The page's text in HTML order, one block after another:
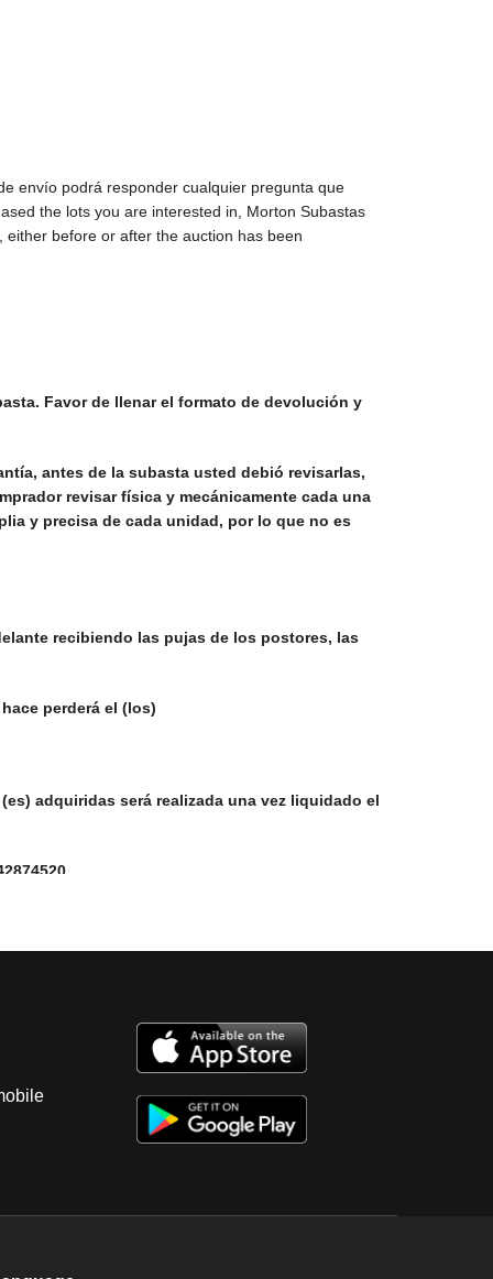
envío podrá responder cualquier pregunta que
the lots you are interested in, Morton Subastas
before or after the auction has been
Favor de llenar el formato de devolución y
antes de la subasta usted debió revisarlas,
revisar física y mecánicamente cada una
y precisa de cada unidad, por lo que no es
recibiendo las pujas de los postores, las
perderá el (los)
adquiridas será realizada una vez liquidado el
entre 20 a 25 días hábiles la(s) unidad (es) sin
y Camiones no se harán responsables por los
(n) retirado la(s) unidad(es) se dará por